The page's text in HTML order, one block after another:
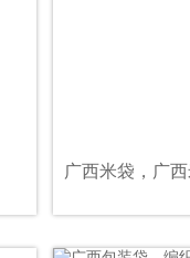
广西米袋，广